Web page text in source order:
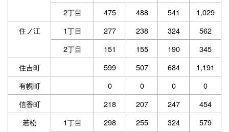
2丁目
475 488 541
1,029
住ノ江
1丁目 277 238 324
562
2丁目
151 155 190
345
住吉町
599 507 684
1,191
有幌町
0 0 0
0
信香町
218 207 247
454
若松
1丁目 298 255 324
579